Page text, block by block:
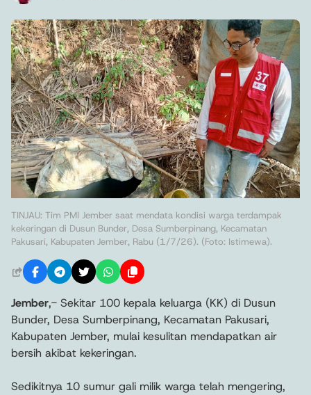
TINJAU: Tim PMI Jember saat mendata kondisi warga terdampak
kekeringan di Dusun Bunder, Desa Sumberpinang, Kecamatan
Pakusari, Kabupaten Jember, Rabu (1/7/26). (Foto: Istimewa).
Jember,- Sekitar 100 kepala keluarga (KK) di Dusun
Bunder, Desa Sumberpinang, Kecamatan Pakusari,
Kabupaten Jember, mulai kesulitan mendapatkan air
bersih akibat kekeringan.
Sedikitnya 10 sumur gali milik warga telah mengering,